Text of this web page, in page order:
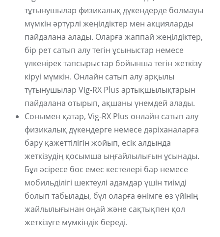
тұтынушылар физикалық дүкендерде болмауы
мүмкін әртүрлі жеңілдіктер мен акцияларды
пайдалана алады. Оларға жаппай жеңілдіктер,
бір рет сатып алу тегін ұсыныстар немесе
үлкенірек тапсырыстар бойынша тегін жеткізу
кіруі мүмкін. Онлайн сатып алу арқылы
тұтынушылар Vig-RX Plus артықшылықтарын
пайдалана отырып, ақшаны үнемдей алады.
Сонымен қатар, Vig-RX Plus онлайн сатып алу
физикалық дүкендерге немесе дәріханаларға
бару қажеттілігін жойып, есік алдында
жеткізудің қосымша ыңғайлылығын ұсынады.
Бұл әсіресе бос емес кестелері бар немесе
мобильділігі шектеулі адамдар үшін тиімді
болып табылады, бұл оларға өнімге өз үйінің
жайлылығынан оңай және сақтықпен қол
жеткізуге мүмкіндік береді.